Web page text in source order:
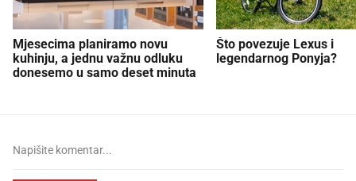
Mjesecima planiramo novu
kuhinju, a jednu važnu odluku
donesemo u samo deset minuta
Što povezuje Lexus i
legendarnog Ponyja?